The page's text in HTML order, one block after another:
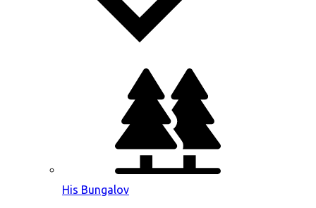
His Bungalov